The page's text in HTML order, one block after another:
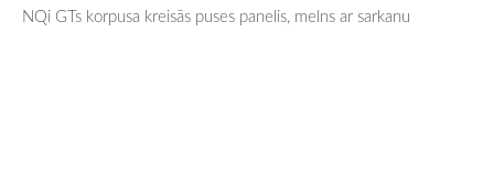
NQi GTs korpusa kreisās puses panelis, melns ar sarkanu